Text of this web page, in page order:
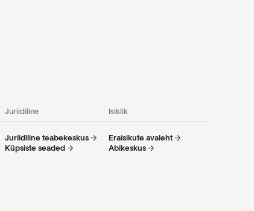
Juriidiline
Juriidiline teabekeskus
Küpsiste seaded
Isiklik
Eraisikute avaleht
Abikeskus